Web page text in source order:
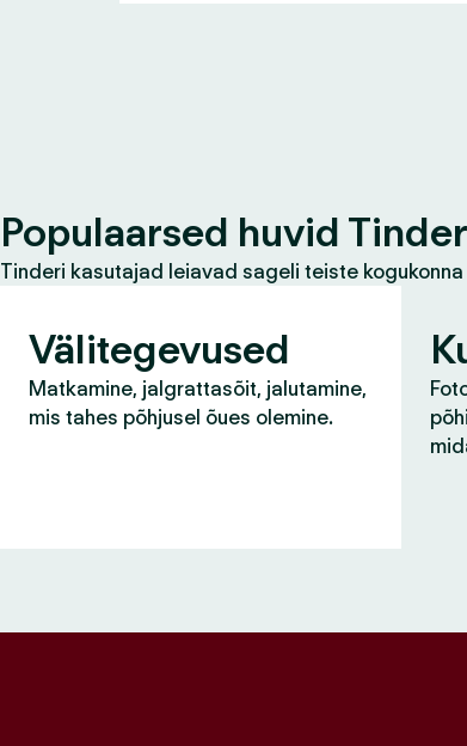
Populaarsed huvid
Tinderi kasutajad leiavad sageli teiste
Välitegevused
Matkamine, jalgrattasõit, jalutamine,
mis tahes põhjusel õues olemine.